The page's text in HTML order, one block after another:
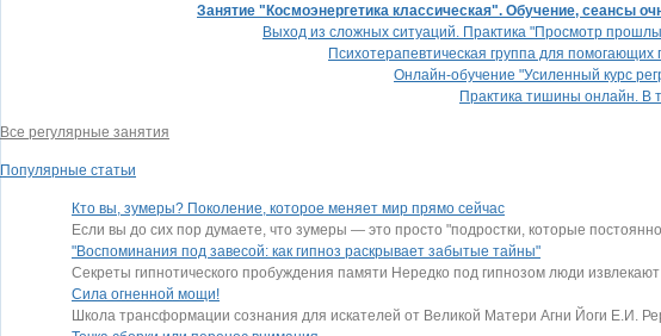
Занятие "Космоэнергетика классическая". Обучение, сеансы
Выход из сложных ситуаций. Практика "Просмотр
Психотерапевтическая группа для помогающих
Онлайн-обучение "Усиленный курс
Практика тишины онлайн. В
Все регулярные занятия
Популярные статьи
Кто вы, зумеры? Поколение, которое меняет мир прямо сейчас
Если вы до сих пор думаете, что зумеры — это просто "подростки, которые постоянно
"Воспоминания под завесой: как гипноз раскрывает забытые тайны"
Секреты гипнотического пробуждения памяти Нередко под гипнозом люди извлекают
Сила огненной мощи!
Школа трансформации сознания для искателей от Великой Матери Агни Йоги Е.И.